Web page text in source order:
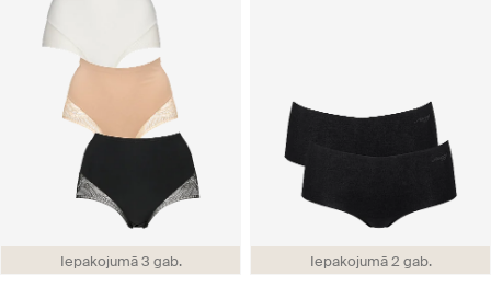
Iepakojumā 3 gab. Iepakojumā 2 gab.